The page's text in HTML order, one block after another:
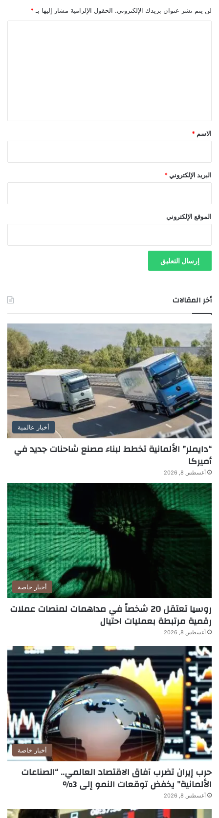
ت
ي
و
ا
لن يتم نشر عنوان بريدك الإلكتروني. الحقول الإلزامية مشار إليها بـ *
*
الاسم *
البريد الإلكتروني *
الموقع الإلكتروني
أخر المقالات
أخبار عالمية
“دايملر” الألمانية تخطط لبناء مصنع شاحنات جديد في
أميركا
أغسطس 8, 2026
أخبار خاصة
روسيا تعتقل 20 شخصاً في مداهمات لمنصات عملات
رقمية مرتبطة بعمليات احتيال
أغسطس 8, 2026
أخبار خاصة
حرب إيران تضرب آفاق الاقتصاد العالمي.. “الصناعات
الألمانية” يخفض توقعات النمو إلى 3%
أغسطس 8, 2026